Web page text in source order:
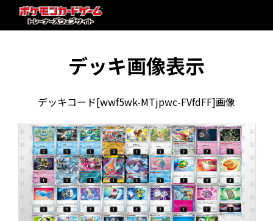
デッキ画像表示
デッキコード[wwf5wk-MTjpwc-FVfdFF]画像